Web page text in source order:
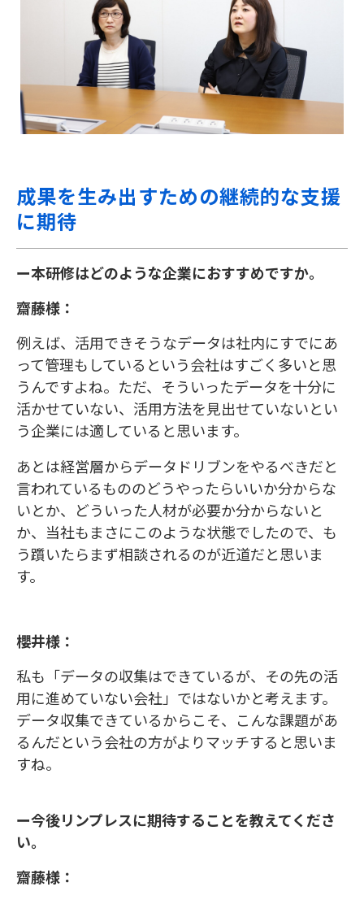
成果を生み出すための継続的な支援
に期待
ー本研修はどのような企業におすすめですか。
齋藤様：
例えば、活用できそうなデータは社内にすでにあ
って管理もしているという会社はすごく多いと思
うんですよね。ただ、そういったデータを十分に
活かせていない、活用方法を見出せていないとい
う企業には適していると思います。
あとは経営層からデータドリブンをやるべきだと
言われているもののどうやったらいいか分からな
いとか、どういった人材が必要か分からないと
か、当社もまさにこのような状態でしたので、も
う躓いたらまず相談されるのが近道だと思いま
す。
櫻井様：
私も「データの収集はできているが、その先の活
用に進めていない会社」ではないかと考えます。
データ収集できているからこそ、こんな課題があ
るんだという会社の方がよりマッチすると思いま
すね。
ー今後リンプレスに期待することを教えてくださ
い。
齋藤様：